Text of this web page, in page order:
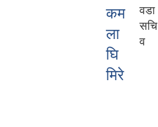
कम
ला
घि
मिरे
वडा
सचि
व